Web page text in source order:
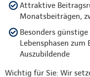
Attraktive
Monatsbeiträgen,
Besonders
Lebensphasen
Auszubildende
Wichtig für Sie: Wir